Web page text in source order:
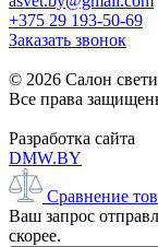
+375 29 193-50-69
Заказать звонок
© 2026 Салон
Все права
Разработка сайта
DMW.BY
Сравнение
Ваш запрос
скорее.